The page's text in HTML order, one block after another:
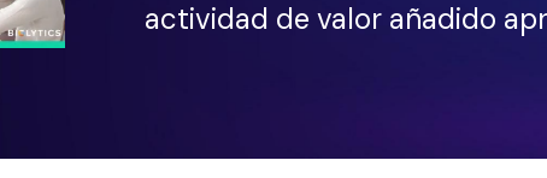
actividad de valor añadido